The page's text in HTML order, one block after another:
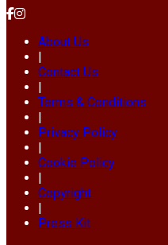
About Us
|
Contact Us
|
Terms & Conditions
|
Privacy Policy
|
Cookie Policy
|
Copyright
|
Press Kit